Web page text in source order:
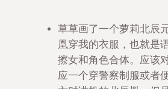
草草画了一个萝莉北辰
凰穿我的衣服，也就是
擦女和角色合体。应该
应一个穿警察制服或者